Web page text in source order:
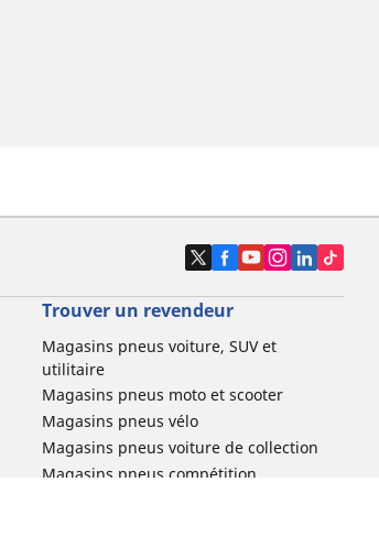
Trouver un revendeur
Magasins pneus voiture, SUV et
utilitaire
Magasins pneus moto et scooter
Magasins pneus vélo
Magasins pneus voiture de collection
Magasins pneus compétition